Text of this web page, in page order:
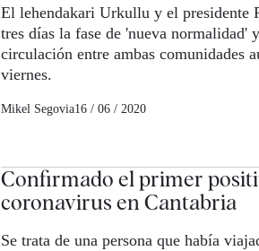
El lehendakari Urkullu y el presidente
tres días la fase de 'nueva normalidad'
circulación entre ambas comunidades
viernes.
Mikel Segovia16 / 06 / 2020
Confirmado el primer
coronavirus en Cantabria
Se trata de una persona que había